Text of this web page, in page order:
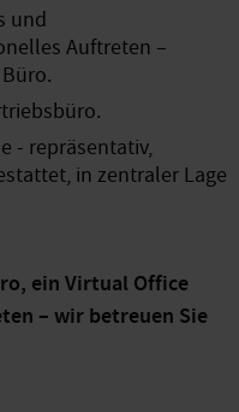
und
Auftreten –
- repräsentativ,
in zentraler Lage
ein Virtual Office
– wir betreuen Sie